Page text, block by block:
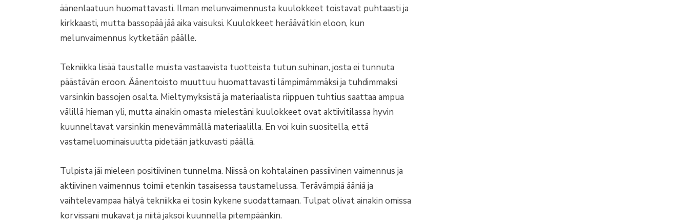
äänenlaatuun huomattavasti. Ilman melunvaimennusta kuulokkeet toistavat puhtaasti ja
kirkkaasti, mutta bassopää jää aika vaisuksi. Kuulokkeet heräävätkin eloon, kun
melunvaimennus kytketään päälle.
Tekniikka lisää taustalle muista vastaavista tuotteista tutun suhinan, josta ei tunnuta
päästävän eroon. Äänentoisto muuttuu huomattavasti lämpimämmäksi ja tuhdimmaksi
varsinkin bassojen osalta. Mieltymyksistä ja materiaalista riippuen tuhtius saattaa ampua
välillä hieman yli, mutta ainakin omasta mielestäni kuulokkeet ovat aktiivitilassa hyvin
kuunneltavat varsinkin menevämmällä materiaalilla. En voi kuin suositella, että
vastameluominaisuutta pidetään jatkuvasti päällä.
Tulpista jäi mieleen positiivinen tunnelma. Niissä on kohtalainen passiivinen vaimennus ja
aktiivinen vaimennus toimii etenkin tasaisessa taustamelussa. Terävämpiä ääniä ja
vaihtelevampaa hälyä tekniikka ei tosin kykene suodattamaan. Tulpat olivat ainakin omissa
korvissani mukavat ja niitä jaksoi kuunnella pitempäänkin.